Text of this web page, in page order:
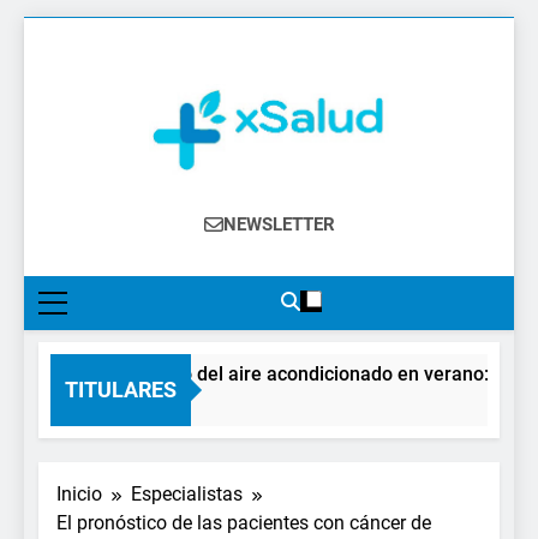
XSalud
Noticias Del Sector Salud. Congresos Y
Farmacéutica, Atención Primaria,
Especialistas, Farmacia, Etc…
NEWSLETTER
TITULARES
El impacto del aire acondicionado en verano:
4 Días Atrás
Inicio
Especialistas
El pronóstico de las pacientes con cáncer de